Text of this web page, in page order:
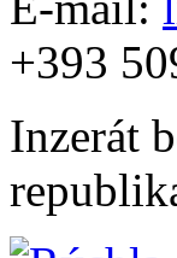
+393
Inzerát